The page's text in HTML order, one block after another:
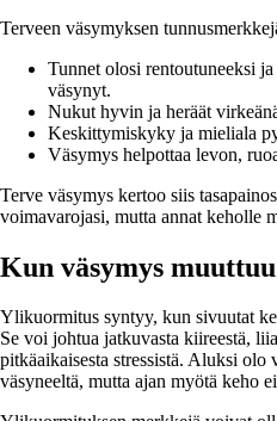
Terveen väsymyksen
Tunnet olosi rentoutuneeksi
väsynyt.
Nukut hyvin ja heräät
Keskittymiskyky ja mieliala
Väsymys helpottaa levon,
Terve väsymys kertoo siis
voimavarojasi, mutta annat keholle
Kun väsymys
Ylikuormitus syntyy, kun sivuutat
Se voi johtua jatkuvasta kiireestä,
pitkäaikaisesta stressistä. Aluksi olo
väsyneeltä, mutta ajan myötä keho